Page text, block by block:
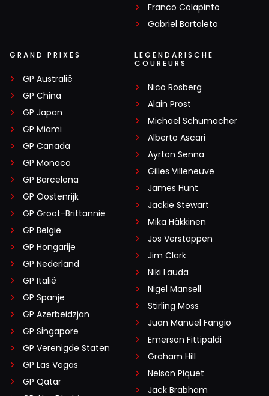
Franco Colapinto
Gabriel Bortoleto
GRAND PRIXES
GP Australië
GP China
GP Japan
GP Miami
GP Canada
GP Monaco
GP Barcelona
GP Oostenrijk
GP Groot-Brittannië
GP België
GP Hongarije
GP Nederland
GP Italië
GP Spanje
GP Azerbeidzjan
GP Singapore
GP Verenigde Staten
GP Las Vegas
GP Qatar
LEGENDARISCHE
COUREURS
Nico Rosberg
Alain Prost
Michael Schumacher
Alberto Ascari
Ayrton Senna
Gilles Villeneuve
James Hunt
Jackie Stewart
Mika Häkkinen
Jos Verstappen
Jim Clark
Niki Lauda
Nigel Mansell
Stirling Moss
Juan Manuel Fangio
Emerson Fittipaldi
Graham Hill
Nelson Piquet
Jack Brabham